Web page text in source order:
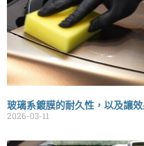
玻璃系鍍膜的耐久性，以及讓
2026-03-11